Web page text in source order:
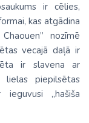
ir cēlies,
kas atgādina
nozīmē
vecajā daļā ir
ir slavena ar
lielas piepilsētas
„hašiša